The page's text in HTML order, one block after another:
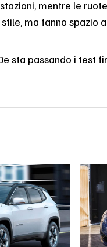
mentre le
ma fanno spazio
sta passando i test